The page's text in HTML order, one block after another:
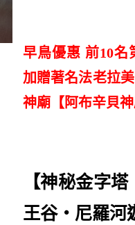
早鳥優惠 前10名
加贈著名法老拉
神廟【阿布辛貝
【神秘金字
王谷‧尼羅河